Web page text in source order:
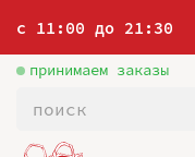
с 11:00 до 21:30
принимаем заказы